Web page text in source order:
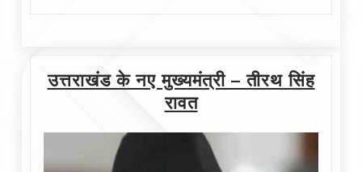
उत्तराखंड के नए मुख्यमंत्री – तीरथ सिंह
रावत